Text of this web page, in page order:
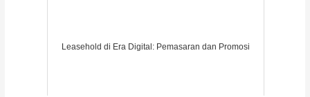
Leasehold di Era Digital: Pemasaran dan Promosi